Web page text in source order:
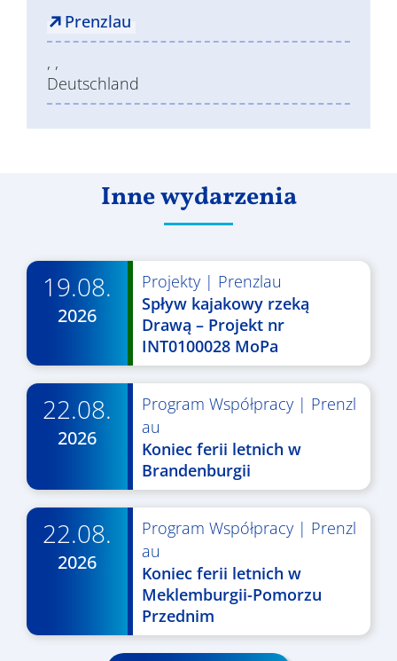
Prenzlau
, ,
Deutschland
Inne wydarzenia
19.08.
2026
Projekty| Prenzlau
Spływ kajakowy rzeką
Drawą – Projekt nr
INT0100028 MoPa
22.08.
2026
Program Współpracy| Prenzl
au
Koniec ferii letnich w
Brandenburgii
22.08.
2026
Program Współpracy| Prenzl
au
Koniec ferii letnich w
Meklemburgii-Pomorzu
Przednim